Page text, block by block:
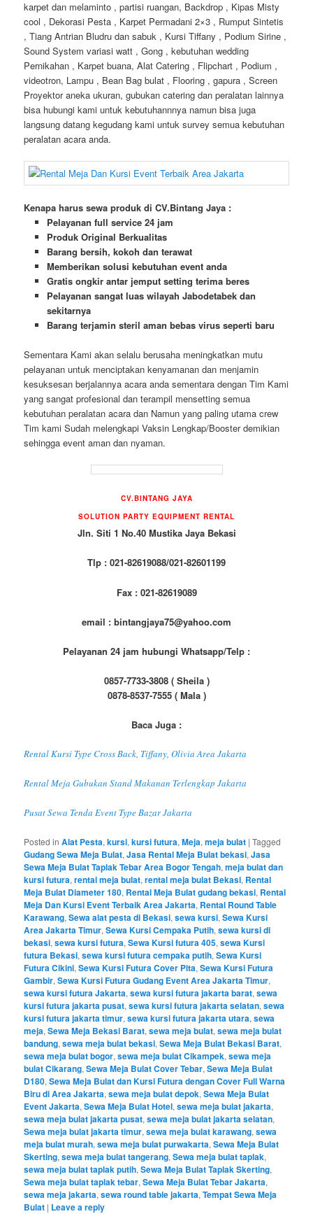
karpet dan melaminto , partisi ruangan, Backdrop , Kipas Misty
cool , Dekorasi Pesta , Karpet Permadani 2×3 , Rumput Sintetis
, Tiang Antrian Bludru dan sabuk , Kursi Tiffany , Podium Sirine ,
Sound System variasi watt , Gong , kebutuhan wedding
Pernikahan , Karpet buana, Alat Catering , Flipchart , Podium ,
videotron, Lampu , Bean Bag bulat , Flooring , gapura , Screen
Proyektor aneka ukuran, gubukan catering dan peralatan lainnya
bisa hubungi kami untuk kebutuhannnya namun bisa juga
langsung datang kegudang kami untuk survey semua kebutuhan
peralatan acara anda.
Kenapa harus sewa produk di CV.Bintang Jaya :
Pelayanan full service 24 jam
Produk Original Berkualitas
Barang bersih, kokoh dan terawat
Memberikan solusi kebutuhan event anda
Gratis ongkir antar jemput setting terima beres
Pelayanan sangat luas wilayah Jabodetabek dan
sekitarnya
Barang terjamin steril aman bebas virus seperti baru
Sementara Kami akan selalu berusaha meningkatkan mutu
pelayanan untuk menciptakan kenyamanan dan menjamin
kesuksesan berjalannya acara anda sementara dengan Tim Kami
yang sangat profesional dan terampil mensetting semua
kebutuhan peralatan acara dan Namun yang paling utama crew
Tim kami Sudah melengkapi Vaksin Lengkap/Booster demikian
sehingga event aman dan nyaman.
CV.BINTANG JAYA
SOLUTION PARTY EQUIPMENT RENTAL
Jln. Siti 1 No.40 Mustika Jaya Bekasi
Tlp : 021-82619088/021-82601199
Fax : 021-82619089
email : bintangjaya75@yahoo.com
Pelayanan 24 jam hubungi Whatsapp/Telp :
0857-7733-3808 ( Sheila )
0878-8537-7555 ( Mala )
Baca Juga :
Rental Kursi Type Cross Back, Tiffany, Olivia Area Jakarta
Rental Meja Gubukan Stand Makanan Terlengkap Jakarta
Pusat Sewa Tenda Event Type Bazar Jakarta
Posted in Alat Pesta,kursi,kursi futura,Meja,meja bulat |Tagged
Gudang Sewa Meja Bulat,Jasa Rental Meja Bulat bekasi,Jasa
Sewa Meja Bulat Taplak Tebar Area Bogor Tengah,meja bulat dan
kursi futura,rental meja bulat,rental meja bulat Bekasi, Rental
Meja Bulat Diameter 180, Rental Meja Bulat gudang bekasi, Rental
Meja Dan Kursi Event Terbaik Area Jakarta, Rental Round Table
Karawang,Sewa alat pesta di Bekasi,sewa kursi,Sewa Kursi
Area Jakarta Timur,Sewa Kursi Cempaka Putih,sewa kursi di
bekasi,sewa kursi futura,Sewa Kursi futura 405,sewa Kursi
futura Bekasi,sewa kursi futura cempaka putih,Sewa Kursi
Futura Cikini,Sewa Kursi Futura Cover Pita,Sewa Kursi Futura
Gambir,Sewa Kursi Futura Gudang Event Area Jakarta Timur,
sewa kursi futura Jakarta,sewa kursi futura jakarta barat,sewa
kursi futura jakarta pusat,sewa kursi futura jakarta selatan,sewa
kursi futura jakarta timur,sewa kursi futura jakarta utara,sewa
meja,Sewa Meja Bekasi Barat,sewa meja bulat,sewa meja bulat
bandung,sewa meja bulat bekasi,Sewa Meja Bulat Bekasi Barat,
sewa meja bulat bogor,sewa meja bulat Cikampek,sewa meja
bulat Cikarang,Sewa Meja Bulat Cover Tebar,Sewa Meja Bulat
D180,Sewa Meja Bulat dan Kursi Futura dengan Cover Full Warna
Biru di Area Jakarta,sewa meja bulat depok,Sewa Meja Bulat
Event Jakarta,Sewa Meja Bulat Hotel,sewa meja bulat jakarta,
sewa meja bulat jakarta pusat,sewa meja bulat jakarta selatan,
Sewa meja bulat jakarta timur,sewa meja bulat karawang,sewa
meja bulat murah,sewa meja bulat purwakarta,Sewa Meja Bulat
Skerting,sewa meja bulat tangerang,Sewa meja bulat taplak,
sewa meja bulat taplak putih,Sewa Meja Bulat Taplak Skerting,
Sewa meja bulat taplak tebar,Sewa Meja Bulat Tebar Jakarta,
sewa meja jakarta,sewa round table jakarta,Tempat Sewa Meja
Bulat | Leave a reply